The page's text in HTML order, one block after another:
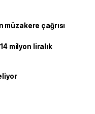
müzakere çağrısı
milyon liralık